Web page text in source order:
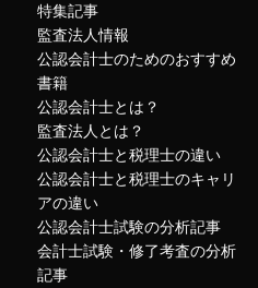
特集記事
監査法人情報
公認会計士のためのおすすめ
書籍
公認会計士とは？
監査法人とは？
公認会計士と税理士の違い
公認会計士と税理士のキャリ
アの違い
公認会計士試験の分析記事
会計士試験・修了考査の分析
記事